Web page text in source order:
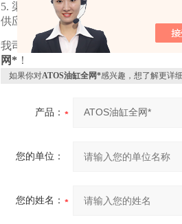
5. 渠道广: 除了工厂，我们跟欧洲许
供应而不能报价的品牌。
我司专业销售ATOS柱塞泵、 ATOS
网* ！
如果你对ATOS油缸全网*感兴趣，想了解更详
产品：
您的单位：
您的姓名：